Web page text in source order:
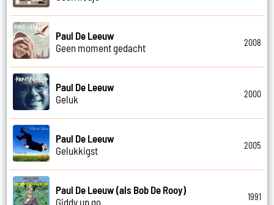
Paul De Leeuw
Geen moment gedacht
2008
Paul De Leeuw
Geluk
2000
Paul De Leeuw
Gelukkigst
2005
Paul De Leeuw (als Bob De Rooy)
Giddy up go
1991